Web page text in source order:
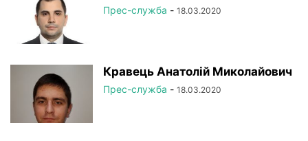
Прес-служба - 18.03.2020
Кравець Анатолій Миколайович
Прес-служба - 18.03.2020